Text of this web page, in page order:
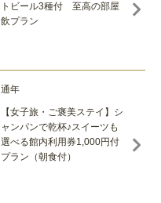
トビール3種付 至高の部屋
飲プラン
通年
【女子旅・ご褒美ステイ】シ
ャンパンで乾杯♪スイーツも
選べる館内利用券1,000円付
プラン（朝食付）